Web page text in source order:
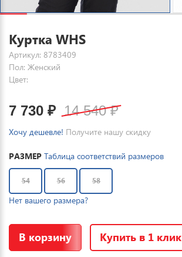
Куртка WHS
Артикул: 8783409
Пол: Женский
Цвет:
7 730 ₽ 14 540₽
Хочу дешевле! Получите нашу скидку
РАЗМЕР Таблица соответствий размеров
54 56 58
Нет вашего размера?
В корзину Купить в 1 клик